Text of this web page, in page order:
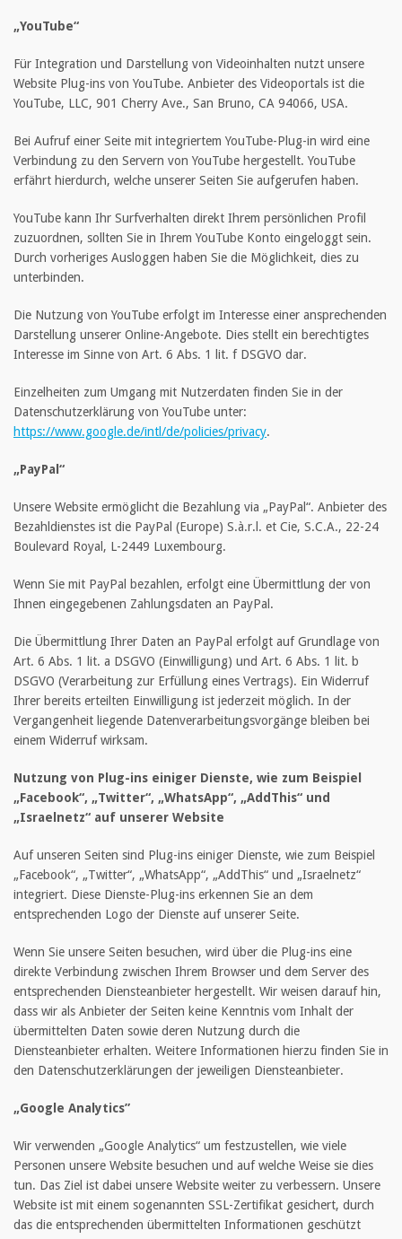
„YouTube“
Für Integration und Darstellung von Videoinhalten nutzt unsere
Website Plug-ins von YouTube. Anbieter des Videoportals ist die
YouTube, LLC, 901 Cherry Ave., San Bruno, CA 94066, USA.
Bei Aufruf einer Seite mit integriertem YouTube-Plug-in wird eine
Verbindung zu den Servern von YouTube hergestellt. YouTube
erfährt hierdurch, welche unserer Seiten Sie aufgerufen haben.
YouTube kann Ihr Surfverhalten direkt Ihrem persönlichen Profil
zuzuordnen, sollten Sie in Ihrem YouTube Konto eingeloggt sein.
Durch vorheriges Ausloggen haben Sie die Möglichkeit, dies zu
unterbinden.
Die Nutzung von YouTube erfolgt im Interesse einer ansprechenden
Darstellung unserer Online-Angebote. Dies stellt ein berechtigtes
Interesse im Sinne von Art. 6 Abs. 1 lit. f DSGVO dar.
Einzelheiten zum Umgang mit Nutzerdaten finden Sie in der
Datenschutzerklärung von YouTube unter:
https://www.google.de/intl/de/policies/privacy.
„PayPal“
Unsere Website ermöglicht die Bezahlung via „PayPal“. Anbieter des
Bezahldienstes ist die PayPal (Europe) S.à.r.l. et Cie, S.C.A., 22-24
Boulevard Royal, L-2449 Luxembourg.
Wenn Sie mit PayPal bezahlen, erfolgt eine Übermittlung der von
Ihnen eingegebenen Zahlungsdaten an PayPal.
Die Übermittlung Ihrer Daten an PayPal erfolgt auf Grundlage von
Art. 6 Abs. 1 lit. a DSGVO (Einwilligung) und Art. 6 Abs. 1 lit. b
DSGVO (Verarbeitung zur Erfüllung eines Vertrags). Ein Widerruf
Ihrer bereits erteilten Einwilligung ist jederzeit möglich. In der
Vergangenheit liegende Datenverarbeitungsvorgänge bleiben bei
einem Widerruf wirksam.
Nutzung von Plug-ins einiger Dienste, wie zum Beispiel
„Facebook“, „Twitter“, „WhatsApp“, „AddThis“ und
„Israelnetz“ auf unserer Website
Auf unseren Seiten sind Plug-ins einiger Dienste, wie zum Beispiel
„Facebook“, „Twitter“, „WhatsApp“, „AddThis“ und „Israelnetz“
integriert. Diese Dienste-Plug-ins erkennen Sie an dem
entsprechenden Logo der Dienste auf unserer Seite.
Wenn Sie unsere Seiten besuchen, wird über die Plug-ins eine
direkte Verbindung zwischen Ihrem Browser und dem Server des
entsprechenden Diensteanbieter hergestellt. Wir weisen darauf hin,
dass wir als Anbieter der Seiten keine Kenntnis vom Inhalt der
übermittelten Daten sowie deren Nutzung durch die
Diensteanbieter erhalten. Weitere Informationen hierzu finden Sie in
den Datenschutzerklärungen der jeweiligen Diensteanbieter.
„Google Analytics”
Wir verwenden „Google Analytics“ um festzustellen, wie viele
Personen unsere Website besuchen und auf welche Weise sie dies
tun. Das Ziel ist dabei unsere Website weiter zu verbessern. Unsere
Website ist mit einem sogenannten SSL-Zertifikat gesichert, durch
das die entsprechenden übermittelten Informationen geschützt